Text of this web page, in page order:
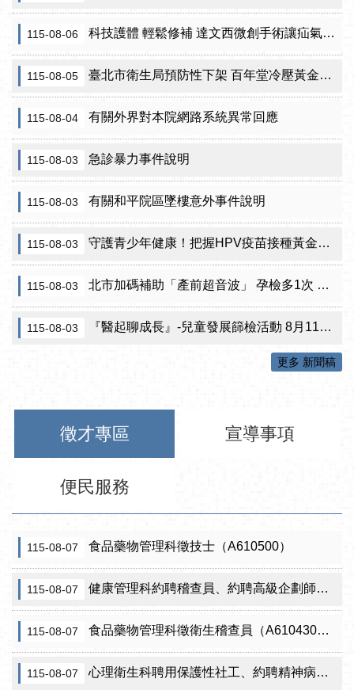
115-08-06 科技護體 輕鬆修補 達文西微創手術讓疝氣治療更精準
115-08-05 臺北市衛生局預防性下架 百年堂冷壓黃金苦茶油產品
115-08-04 有關外界對本院網路系統異常回應
115-08-03 急診暴力事件說明
115-08-03 有關和平院區墜樓意外事件說明
115-08-03 守護青少年健康！把握HPV疫苗接種黃金期 臺北市提供校園設站及98家合約院所接種服務
115-08-03 北市加碼補助「產前超音波」 孕檢多1次 準媽咪「超」安心！
115-08-03 『醫起聊成長』-兒童發展篩檢活動 8月11日北投區健康服務中心邀請家長做孩子最神氣的守護者！
更多 新聞稿
徵才專區 宣導事項
便民服務
115-08-07 食品藥物管理科徵技士（A610500）
115-08-07 健康管理科約聘稽查員、約聘高級企劃師之初審合格名單暨甄試公告
115-08-07 食品藥物管理科徵衛生稽查員（A610430）初審公告
115-08-07 心理衛生科聘用保護性社工、約聘精神病人社區關懷訪視員、約聘自殺關懷訪視員等5項職稱甄試結果公告